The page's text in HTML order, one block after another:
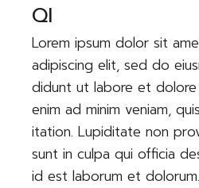
QI
Lorem ipsum dolor sit
adipiscing elit, sed do
didunt ut labore et dolore
enim ad minim veniam,
itation. Lupiditate non
sunt in culpa qui officia
id est laborum et dolorum.